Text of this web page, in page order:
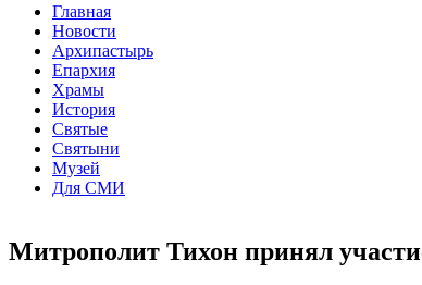
Главная
Новости
Архипастырь
Епархия
Храмы
История
Святые
Святыни
Музей
Для СМИ
Митрополит Тихон принял